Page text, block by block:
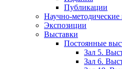
Публикации
Научно-методические
Экспозиции
Выставки
Постоянные
Зал 5.
Зал 6.